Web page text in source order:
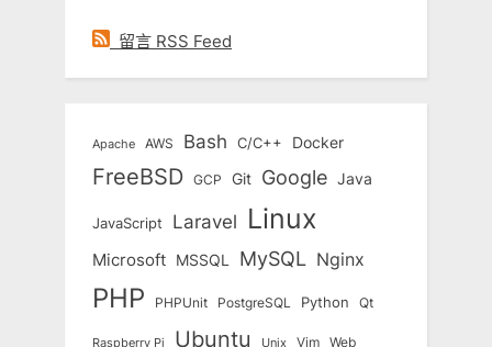
留言 RSS Feed
Apache AWS Bash C/C++ Docker
FreeBSD GCP Git Google Java
JavaScript Laravel Linux
Microsoft MSSQL MySQL Nginx
PHP PHPUnit PostgreSQL Python Qt
Raspberry Pi Ubuntu Unix Vim Web